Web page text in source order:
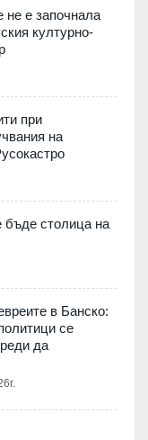
е започнала
културно-
при
на
бъде столица на
в Банско:
се
да